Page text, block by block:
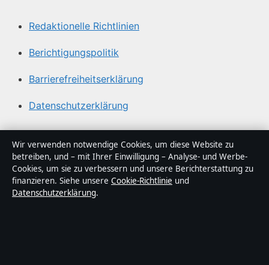
Redaktionelle Richtlinien
Berichtigungspolitik
Barrierefreiheitserklärung
Datenschutzerklärung
Über Lagepunkt in Kürze
Lagepunkt ist ein unabhängiger digitaler
Nachrichtenanbieter mit Fokus auf Politik, Wirtschaft,
Technik und Gesellschaft in Deutschland. Jeder Artikel
Wir verwenden notwendige Cookies, um diese Website zu
betreiben, und – mit Ihrer Einwilligung – Analyse- und Werbe-
Cookies, um sie zu verbessern und unsere Berichterstattung zu
finanzieren. Siehe unsere Cookie-Richtlinie und
Datenschutzerklärung.